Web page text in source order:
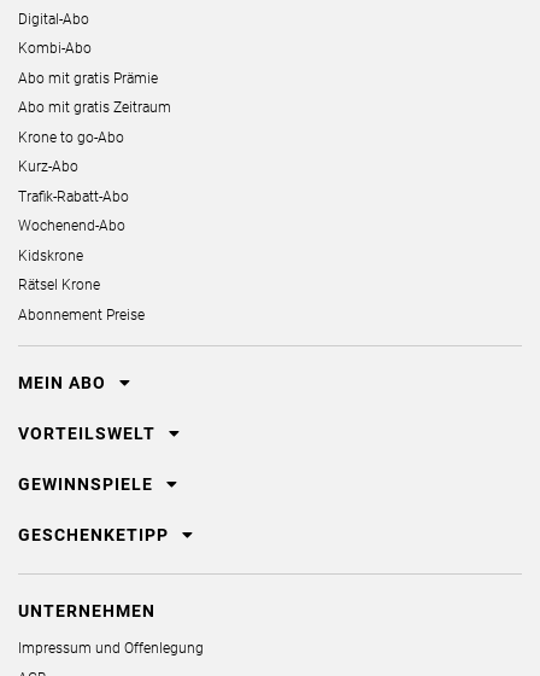
Digital-Abo
Kombi-Abo
Abo mit gratis Prämie
Abo mit gratis Zeitraum
Krone to go-Abo
Kurz-Abo
Trafik-Rabatt-Abo
Wochenend-Abo
Kidskrone
Rätsel Krone
Abonnement Preise
MEIN ABO
VORTEILSWELT
GEWINNSPIELE
GESCHENKETIPP
UNTERNEHMEN
Impressum und Offenlegung